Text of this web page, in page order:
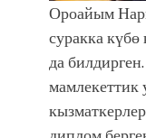
Ороайым
суракка
да